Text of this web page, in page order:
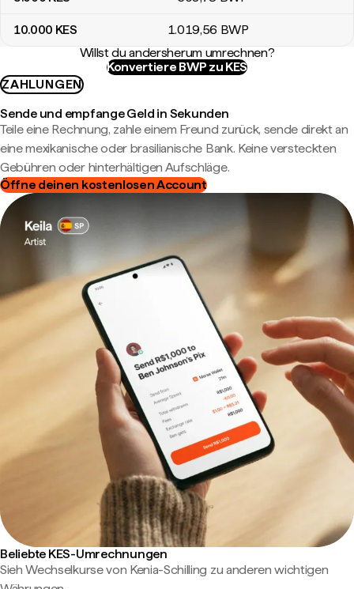
10.000 KES 1.019,56 BWP
Willst du andersherum umrechnen?
Konvertiere BWP zu KES
ZAHLUNGEN
Sende und empfange Geld in Sekunden
Teile eine Rechnung, zahle einem Freund zurück, sende direkt an
eine mexikanische oder brasilianische Bank. Keine versteckten
Gebühren oder hinterhältigen Aufschläge.
Öffne deinen kostenlosen Account
Beliebte KES-Umrechnungen
Sieh Wechselkurse von Kenia-Schilling zu anderen wichtigen